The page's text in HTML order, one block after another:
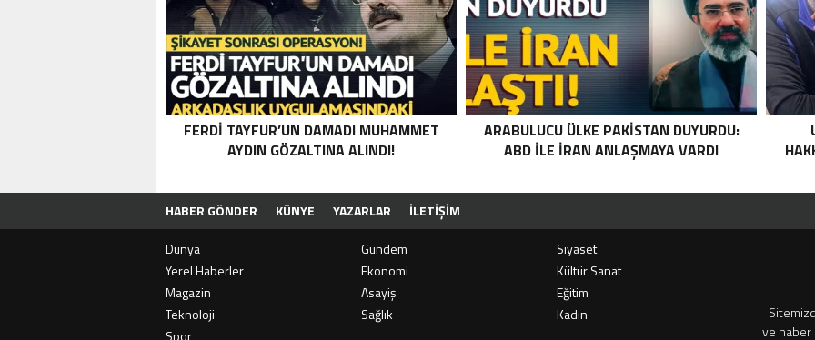
FERDI TAYFUR’UN DAMADI MUHAMMET
AYDIN GÖZALTINA ALINDI!
ARABULUCU ÜLKE PAKISTAN DUYURDU:
ABD ILE İRAN ANLAŞMAYA VARDI
HABER GÖNDER KÜNYE YAZARLAR
İLETIŞIM
Dünya
Gündem
Siyaset
Yerel Haberler
Ekonomi
Kültür Sanat
Magazin
Asayiş
Eğitim
Teknoloji
Sağlık
Kadın
Spor
ve haber